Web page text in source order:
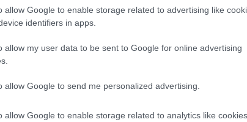
allow Google to enable storage related to advertising like
identifiers in apps.
allow my user data to be sent to Google for online advertising
allow Google to send me personalized advertising.
allow Google to enable storage related to analytics like